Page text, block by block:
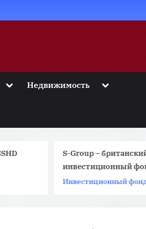
ToggleНедвижимость Toggle
S-Group – британский
инвестиционный фонд
Инвестиционный фонд